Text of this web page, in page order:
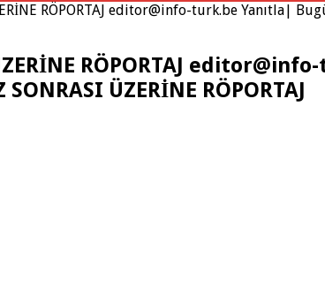
RÖPORTAJ editor@info-turk.be Yanıtla|
RÖPORTAJ
ÜZERİNE RÖPORTAJ